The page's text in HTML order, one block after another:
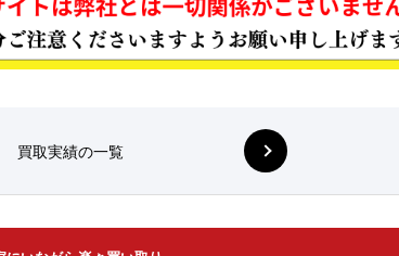
買取実績の一覧